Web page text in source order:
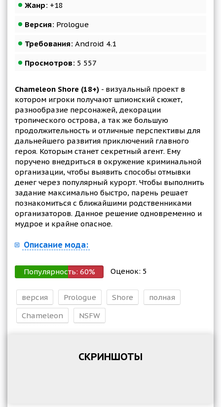
Жанр: +18
Версия: Prologue
Требования: Android 4.1
Просмотров: 5 557
Chameleon Shore (18+) - визуальный проект в
котором игроки получают шпионский сюжет,
разнообразие персонажей, декорации
тропического острова, а так же большую
продолжительность и отличные перспективы для
дальнейшего развития приключений главного
героя. Которым станет секретный агент. Ему
поручено внедриться в окружение криминальной
организации, чтобы выявить способы отмывки
денег через популярный курорт. Чтобы выполнить
задание максимально быстро, парень решает
познакомиться с ближайшими родственниками
организаторов. Данное решение одновременно и
мудрое и крайне опасное.
Описание мода:
Популярность: 60% Оценок: 5
версия Prologue Shore
полная
Chameleon
NSFW
СКРИНШОТЫ